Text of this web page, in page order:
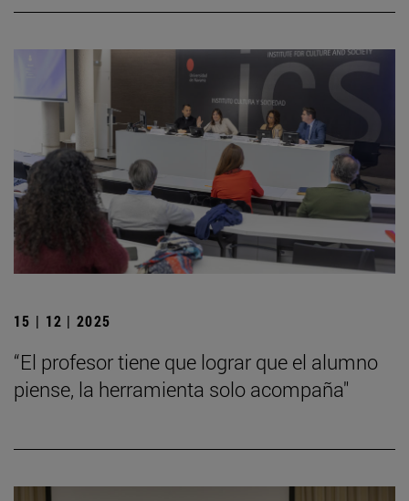
15 | 12 | 2025
“El profesor tiene que lograr que el alumno
piense, la herramienta solo acompaña"